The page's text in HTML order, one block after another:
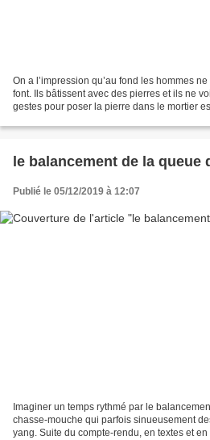
On a l’impression qu’au fond les hommes
font. Ils bâtissent avec des pierres et ils ne
gestes pour poser la pierre dans le mortier
le balancement de la queue
Publié le 05/12/2019 à 12:07
Imaginer un temps rythmé par le
chasse-mouche qui parfois sinueusement
yang. Suite du compte-rendu, en textes et